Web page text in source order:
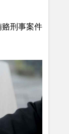
赂刑事案件